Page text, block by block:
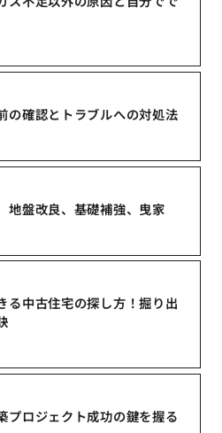
の確認とトラブルへの対処法
地盤改良、基礎補強、曳家
る中古住宅の探し方！掘り出
プロジェクト成功の鍵を握る